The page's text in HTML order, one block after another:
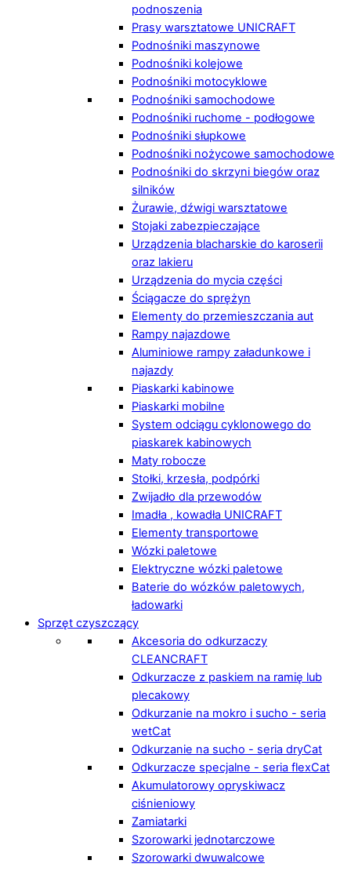
podnoszenia
Prasy warsztatowe UNICRAFT
Podnośniki maszynowe
Podnośniki kolejowe
Podnośniki motocyklowe
Podnośniki samochodowe
Podnośniki ruchome - podłogowe
Podnośniki słupkowe
Podnośniki nożycowe samochodowe
Podnośniki do skrzyni biegów oraz
silników
Żurawie, dźwigi warsztatowe
Stojaki zabezpieczające
Urządzenia blacharskie do karoserii
oraz lakieru
Urządzenia do mycia części
Ściągacze do sprężyn
Elementy do przemieszczania aut
Rampy najazdowe
Aluminiowe rampy załadunkowe i
najazdy
Piaskarki kabinowe
Piaskarki mobilne
System odciągu cyklonowego do
piaskarek kabinowych
Maty robocze
Stołki, krzesła, podpórki
Zwijadło dla przewodów
Imadła , kowadła UNICRAFT
Elementy transportowe
Wózki paletowe
Elektryczne wózki paletowe
Baterie do wózków paletowych,
ładowarki
Sprzęt czyszczący
Akcesoria do odkurzaczy
CLEANCRAFT
Odkurzacze z paskiem na ramię lub
plecakowy
Odkurzanie na mokro i sucho - seria
wetCat
Odkurzanie na sucho - seria dryCat
Odkurzacze specjalne - seria flexCat
Akumulatorowy opryskiwacz
ciśnieniowy
Zamiatarki
Szorowarki jednotarczowe
Szorowarki dwuwalcowe